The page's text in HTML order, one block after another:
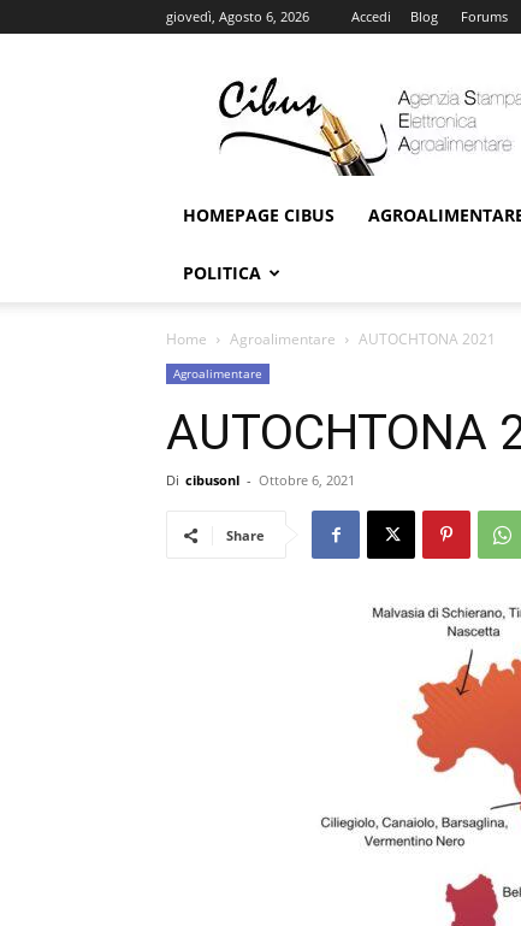
giovedì, Agosto 6, 2026 Accedi Blog Forums
Online
HOMEPAGE CIBUS
POLITICA
Home Agroalimentare AUTOCHTONA 2021
Agroalimentare
AUTOCHTONA
Di cibusonl - Ottobre 6, 2021
Share